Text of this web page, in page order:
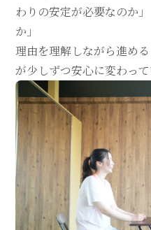
わりの安定が必要なのか
か」
理由を理解しながら進め
が少しずつ安心に変わって